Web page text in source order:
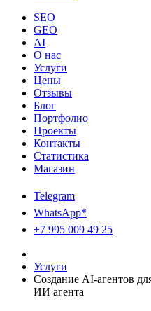
SEO
GEO
AI
О нас
Услуги
Цены
Отзывы
Блог
Портфолио
Проекты
Контакты
Статистика
Магазин
Telegram
WhatsApp*
+7 995 009 49 25
Услуги
Создание AI-агентов
ИИ агента